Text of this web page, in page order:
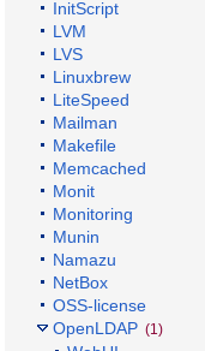
InitScript
LVM
LVS
Linuxbrew
LiteSpeed
Mailman
Makefile
Memcached
Monit
Monitoring
Munin
Namazu
NetBox
OSS-license
OpenLDAP (1)